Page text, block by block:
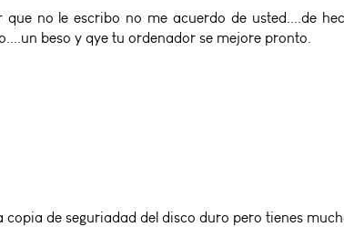
no le escribo no me acuerdo de usted....de
beso y qye tu ordenador se mejore pronto.
de seguriadad del disco duro pero tienes